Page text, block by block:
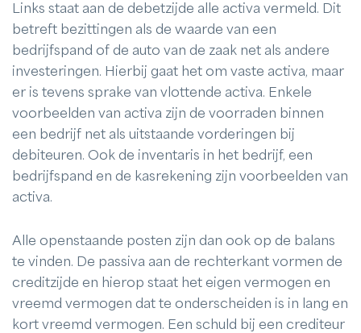
Links staat aan de debetzijde alle activa vermeld. Dit
betreft bezittingen als de waarde van een
bedrijfspand of de auto van de zaak net als andere
investeringen. Hierbij gaat het om vaste activa, maar
er is tevens sprake van vlottende activa. Enkele
voorbeelden van activa zijn de voorraden binnen
een bedrijf net als uitstaande vorderingen bij
debiteuren. Ook de inventaris in het bedrijf, een
bedrijfspand en de kasrekening zijn voorbeelden van
activa.
Alle openstaande posten zijn dan ook op de balans
te vinden. De passiva aan de rechterkant vormen de
creditzijde en hierop staat het eigen vermogen en
vreemd vermogen dat te onderscheiden is in lang en
kort vreemd vermogen. Een schuld bij een crediteur